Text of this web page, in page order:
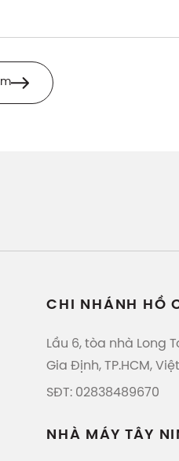
CHI NHÁNH HỒ
Lầu 6, tòa nhà Long
Gia Định, TP.HCM,
SĐT: 02838489670
NHÀ MÁY TÂY